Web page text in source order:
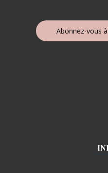
Abonnez-vous